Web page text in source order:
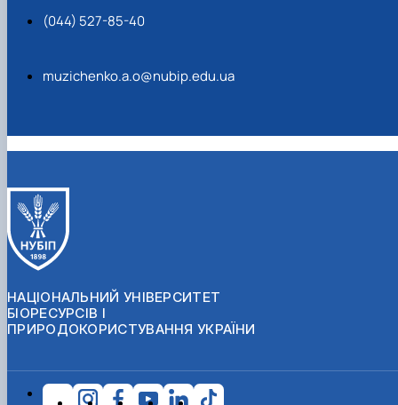
(044) 527-85-40
muzichenko.a.o@nubip.edu.ua
НАЦІОНАЛЬНИЙ УНІВЕРСИТЕТ
БІОРЕСУРСІВ І
ПРИРОДОКОРИСТУВАННЯ УКРАЇНИ